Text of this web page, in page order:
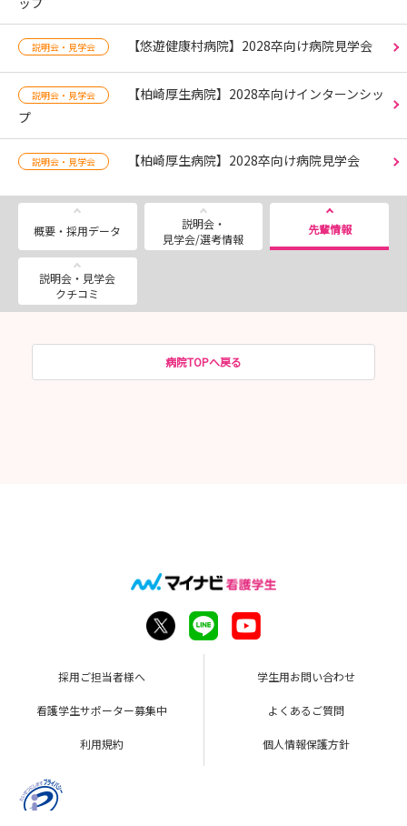
説明会・見学会 【悠遊健康村病院】2028卒向け病院見学会
説明会・見学会
【柏崎厚生病院】2028卒向けインターンシッ
プ
説明会・見学会 【柏崎厚生病院】2028卒向け病院見学会
概要・採用データ
説明会・
見学会/選考情報
先輩情報
説明会・見学会
クチコミ
病院TOPへ戻る
採用ご担当者様へ 学生用お問い合わせ
看護学生サポーター募集中 よくあるご質問
利用規約 個人情報保護方針